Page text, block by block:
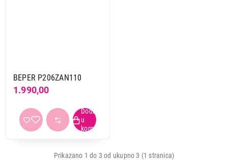
BEPER P206ZAN110
1.990,00
Prikazano 1 do 3 od ukupno 3 (1 stranica)